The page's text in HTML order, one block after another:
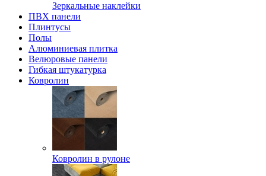
Зеркальные наклейки
ПВХ панели
Плинтусы
Полы
Алюминиевая плитка
Велюровые панели
Гибкая штукатурка
Ковролин
Ковролин в рулоне